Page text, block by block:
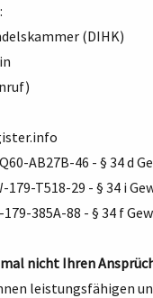
(DIHK)
AB27B-46 - § 34 d
T518-29 - § 34 i
385A-88 - § 34 f
nicht Ihren
leistungsfähigen